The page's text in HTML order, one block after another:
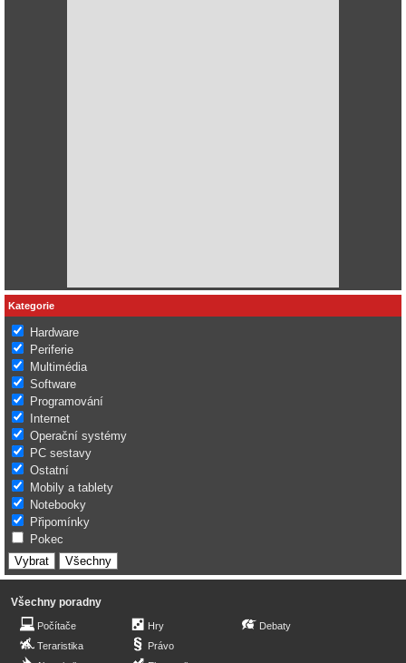
Kategorie
Hardware
Periferie
Multimédia
Software
Programování
Internet
Operační systémy
PC sestavy
Ostatní
Mobily a tablety
Notebooky
Připomínky
Pokec
Všechny poradny
Počítače
Teraristika
Hry
Právo
Debaty